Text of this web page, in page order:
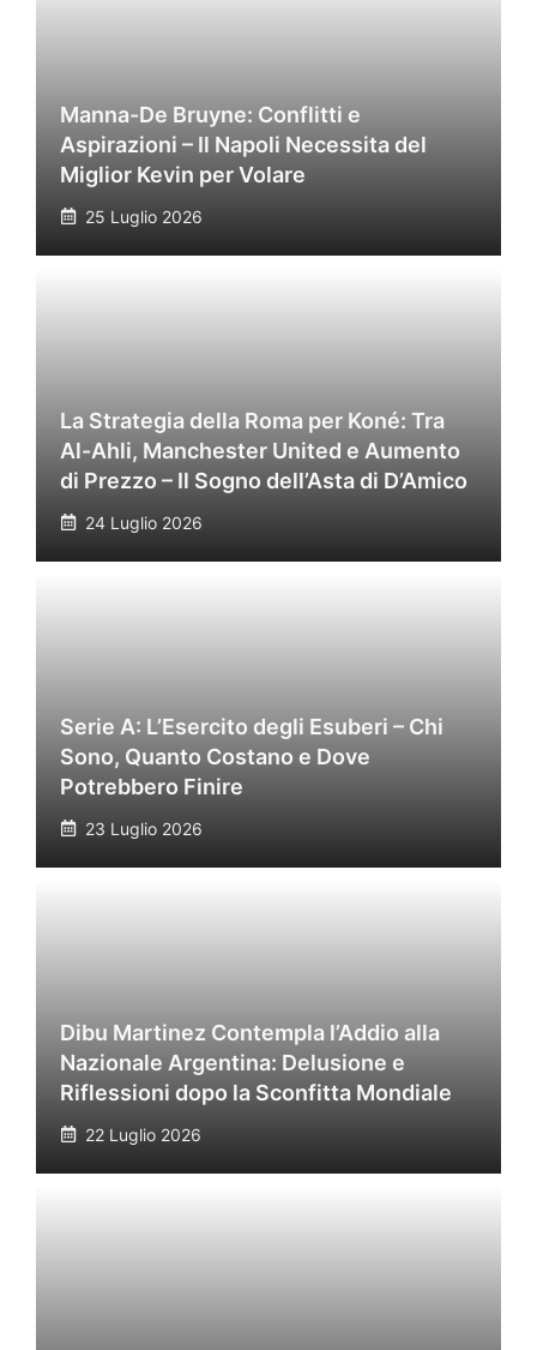
Manna-De Bruyne: Conflitti e
Aspirazioni – Il Napoli Necessita del
Miglior Kevin per Volare
25 Luglio 2026
La Strategia della Roma per Koné: Tra
Al-Ahli, Manchester United e Aumento
di Prezzo – Il Sogno dell’Asta di D’Amico
24 Luglio 2026
Serie A: L’Esercito degli Esuberi – Chi
Sono, Quanto Costano e Dove
Potrebbero Finire
23 Luglio 2026
Dibu Martinez Contempla l’Addio alla
Nazionale Argentina: Delusione e
Riflessioni dopo la Sconfitta Mondiale
22 Luglio 2026